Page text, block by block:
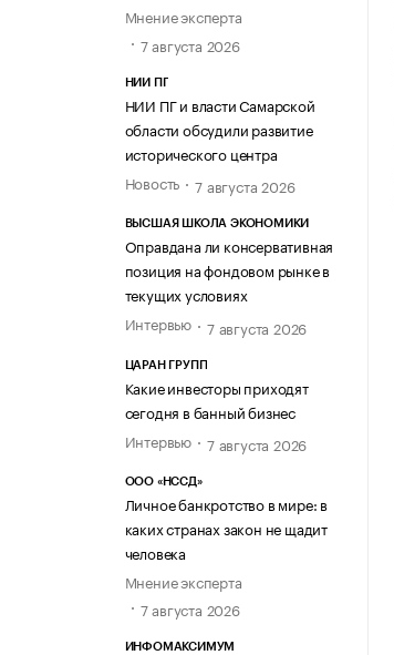
Мнение эксперта
7 августа 2026
НИИ ПГ
НИИ ПГ и власти Самарской
области обсудили развитие
исторического центра
Новость
7 августа 2026
ВЫСШАЯ ШКОЛА ЭКОНОМИКИ
Оправдана ли консервативная
позиция на фондовом рынке в
текущих условиях
Интервью
7 августа 2026
ЦАРАН ГРУПП
Какие инвесторы приходят
сегодня в банный бизнес
Интервью
7 августа 2026
ООО «НССД»
Личное банкротство в мире: в
каких странах закон не щадит
человека
Мнение эксперта
7 августа 2026
ИНФОМАКСИМУМ